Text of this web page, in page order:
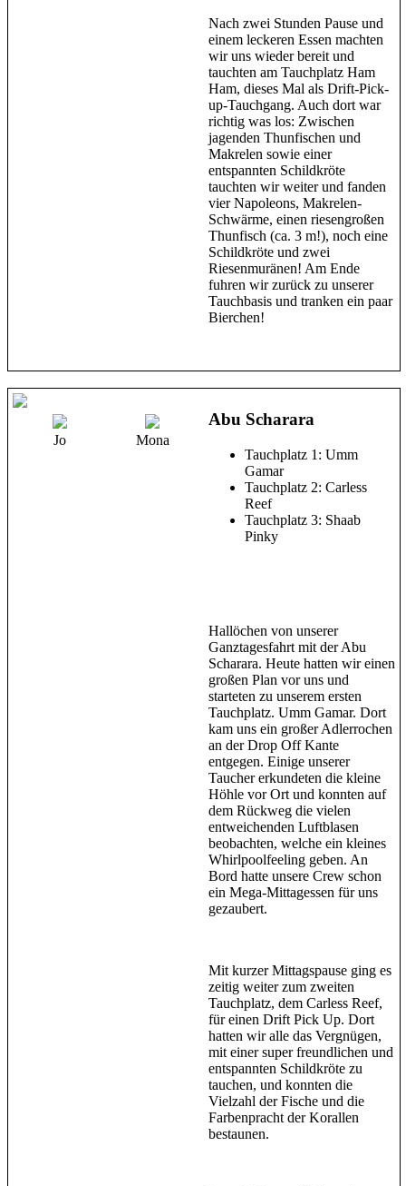
Nach zwei Stunden Pause und
einem leckeren Essen machten
wir uns wieder bereit und
tauchten am Tauchplatz Ham
Ham, dieses Mal als Drift-Pick-
up-Tauchgang. Auch dort war
richtig was los: Zwischen
jagenden Thunfischen und
Makrelen sowie einer
entspannten Schildkröte
tauchten wir weiter und fanden
vier Napoleons, Makrelen-
Schwärme, einen riesengroßen
Thunfisch (ca. 3 m!), noch eine
Schildkröte und zwei
Riesenmuränen! Am Ende
fuhren wir zurück zu unserer
Tauchbasis und tranken ein paar
Bierchen!
Jo Mona
Abu Scharara
Tauchplatz 1: Umm
Gamar
Tauchplatz 2: Carless
Reef
Tauchplatz 3: Shaab
Pinky
Hallöchen von unserer
Ganztagesfahrt mit der Abu
Scharara. Heute hatten wir einen
großen Plan vor uns und
starteten zu unserem ersten
Tauchplatz. Umm Gamar. Dort
kam uns ein großer Adlerrochen
an der Drop Off Kante
entgegen. Einige unserer
Taucher erkundeten die kleine
Höhle vor Ort und konnten auf
dem Rückweg die vielen
entweichenden Luftblasen
beobachten, welche ein kleines
Whirlpoolfeeling geben. An
Bord hatte unsere Crew schon
ein Mega-Mittagessen für uns
gezaubert.
Mit kurzer Mittagspause ging es
zeitig weiter zum zweiten
Tauchplatz, dem Carless Reef,
für einen Drift Pick Up. Dort
hatten wir alle das Vergnügen,
mit einer super freundlichen und
entspannten Schildkröte zu
tauchen, und konnten die
Vielzahl der Fische und die
Farbenpracht der Korallen
bestaunen.